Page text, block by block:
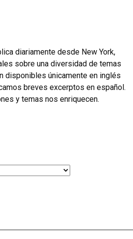
diariamente desde New York,
sobre una diversidad de temas
disponibles únicamente en inglés
breves excerptos en español.
y temas nos enriquecen.